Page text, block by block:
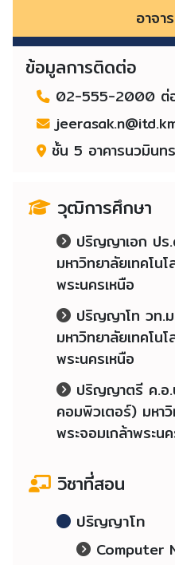
อาจา
ข้อมูลการติดต่อ
02-555-2000 ต่
ชั้น 5 อาคารนวมินท
วุฒิการศึกษา
ปริญญาเอก ปร.
มหาวิทยาลัยเทคโน
พระนครเหนือ
ปริญญาโท วท.ม.
มหาวิทยาลัยเทคโน
พระนครเหนือ
ปริญญาตรี ค.อ.
คอมพิวเตอร์) มหา
พระจอมเกล้าพระน
วิชาที่สอน
ปริญญาโท
Computer